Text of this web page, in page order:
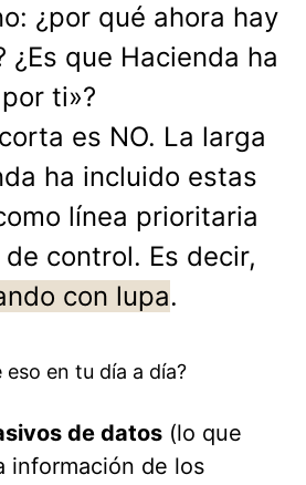
¿por qué ahora hay
que Hacienda ha
ti»?
es NO. La larga
ha incluido estas
línea prioritaria
control. Es decir,
con lupa.
eso en tu día a día?
de datos (lo que
información de los